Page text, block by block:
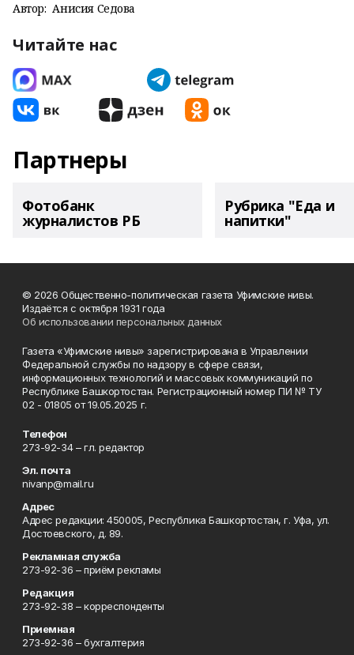
Автор: Анисия Седова
Читайте нас
Партнеры
Фотобанк
журналистов РБ
Рубрика "Еда и
напитки"
© 2026 Общественно-политическая газета Уфимские нивы.
Издаётся с октября 1931 года
Об использовании персональных данных
Газета «Уфимские нивы» зарегистрирована в Управлении
Федеральной службы по надзору в сфере связи,
информационных технологий и массовых коммуникаций по
Республике Башкортостан. Регистрационный номер ПИ № ТУ
02 - 01805 от 19.05.2025 г.
Телефон
273-92-34 – гл. редактор
Эл. почта
nivanp@mail.ru
Адрес
Адрес редакции: 450005, Республика Башкортостан, г. Уфа, ул.
Достоевского, д. 89.
Рекламная служба
273-92-36 – приём рекламы
Редакция
273-92-38 – корреспонденты
Приемная
273-92-36 – бухгалтерия